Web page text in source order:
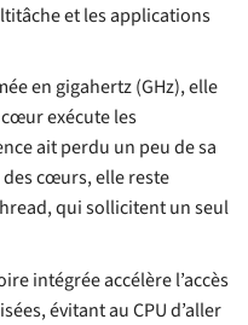
et les applications
en gigahertz (GHz), elle
exécute les
ait perdu un peu de sa
cœurs, elle reste
qui sollicitent un seul
intégrée accélère l’accès
évitant au CPU d’aller